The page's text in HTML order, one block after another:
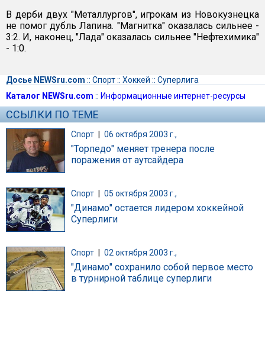
В дерби двух "Металлургов", игрокам из Новокузнецка
не помог дубль Лапина. "Магнитка" оказалась сильнее -
3:2. И, наконец, "Лада" оказалась сильнее "Нефтехимика"
- 1:0.
Досье NEWSru.com :: Спорт:: Хоккей :: Суперлига
Каталог NEWSru.com :: Информационные интернет-ресурсы
ССЫЛКИ ПО ТЕМЕ
Спорт | 06 октября 2003 г.,
"Торпедо" меняет тренера после
поражения от аутсайдера
Спорт 05 октября 2003 г.,
"Динамо" остается лидером хоккейной
Суперлиги
Спорт 02 октября 2003 г.,
"Динамо" сохранило собой первое место
в турнирной таблице суперлиги